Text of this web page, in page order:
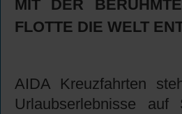
MIT DER
FLOTTE DIE WELT
AIDA Kreuzfahrten
Urlaubserlebnisse auf